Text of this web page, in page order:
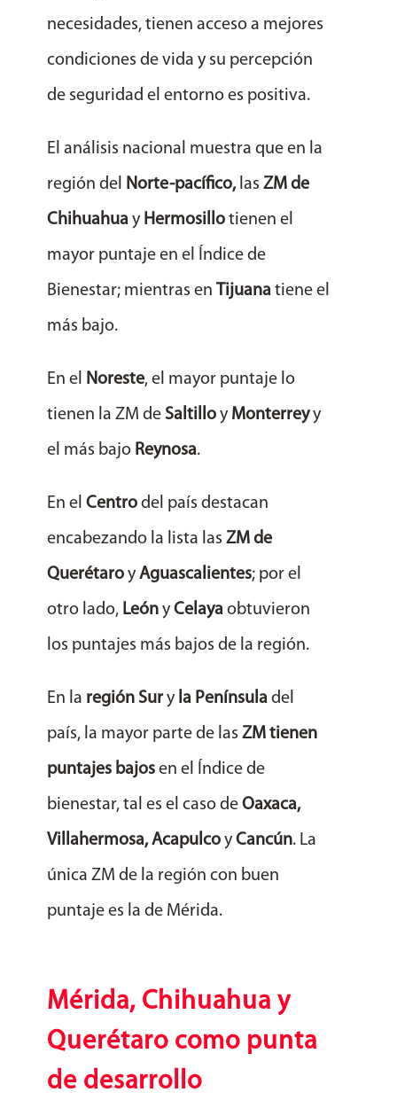
necesidades, tienen acceso a mejores
condiciones de vida y su percepción
de seguridad el entorno es positiva.
El análisis nacional muestra que en la
región del Norte-pacífico,las ZM de
Chihuahua y Hermosillo tienen el
mayor puntaje en el Índice de
Bienestar; mientras enTijuana tiene el
más bajo.
En el Noreste, el mayor puntaje lo
tienen la ZM de Saltilloy Monterreyy
el más bajo Reynosa.
En elCentro del país destacan
encabezando la lista las ZM de
Querétaro yAguascalientes; por el
otro lado, León yCelaya obtuvieron
los puntajes más bajos de la región.
En la región Sury la Península del
país, la mayor parte de lasZM tienen
puntajes bajos en el Índice de
bienestar, tal es el caso deOaxaca,
Villahermosa, Acapulcoy Cancún. La
única ZM de la región con buen
puntaje es la de Mérida.
Mérida, Chihuahua y
Querétaro como punta
de desarrollo